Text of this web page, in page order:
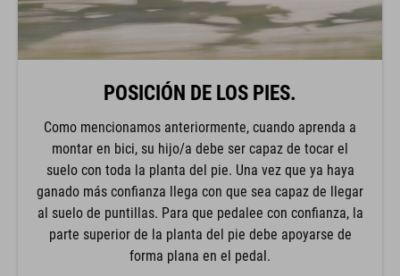
POSICIÓN DE LOS PIES.
Como mencionamos anteriormente, cuando aprenda a
montar en bici, su hijo/a debe ser capaz de tocar el
suelo con toda la planta del pie. Una vez que ya haya
ganado más confianza llega con que sea capaz de llegar
al suelo de puntillas. Para que pedalee con confianza, la
parte superior de la planta del pie debe apoyarse de
forma plana en el pedal.